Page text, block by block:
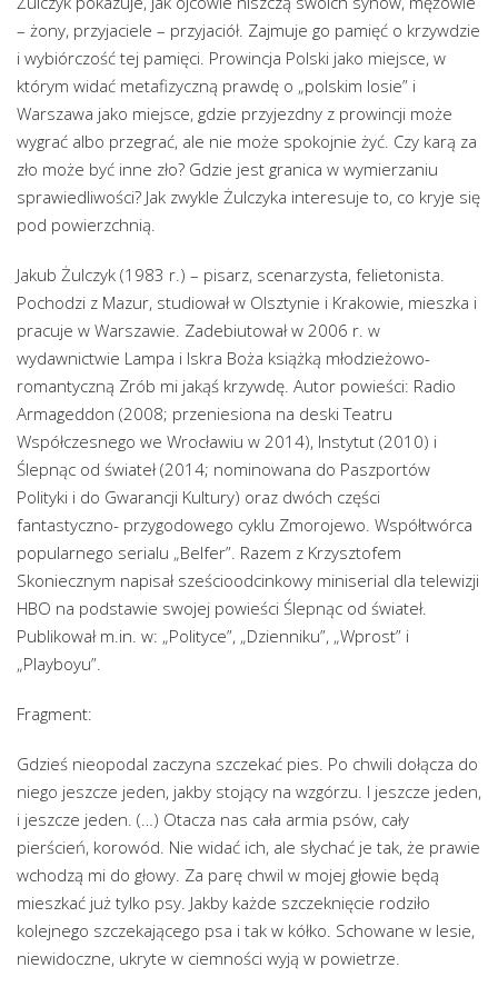
– żony, przyjaciele – przyjaciół. Zajmuje go pamięć o krzywdzie
i wybiórczość tej pamięci. Prowincja Polski jako miejsce, w
którym widać metafizyczną prawdę o „polskim losie” i
Warszawa jako miejsce, gdzie przyjezdny z prowincji może
wygrać albo przegrać, ale nie może spokojnie żyć. Czy karą za
zło może być inne zło? Gdzie jest granica w wymierzaniu
sprawiedliwości? Jak zwykle Żulczyka interesuje to, co kryje się
pod powierzchnią.
Jakub Żulczyk (1983 r.) – pisarz, scenarzysta, felietonista.
Pochodzi z Mazur, studiował w Olsztynie i Krakowie, mieszka i
pracuje w Warszawie. Zadebiutował w 2006 r. w
wydawnictwie Lampa i Iskra Boża książką młodzieżowo-
romantyczną Zrób mi jakąś krzywdę. Autor powieści: Radio
Armageddon (2008; przeniesiona na deski Teatru
Współczesnego we Wrocławiu w 2014), Instytut (2010) i
Ślepnąc od świateł (2014; nominowana do Paszportów
Polityki i do Gwarancji Kultury) oraz dwóch części
fantastyczno- przygodowego cyklu Zmorojewo. Współtwórca
popularnego serialu „Belfer”. Razem z Krzysztofem
Skoniecznym napisał sześcioodcinkowy miniserial dla telewizji
HBO na podstawie swojej powieści Ślepnąc od świateł.
Publikował m.in. w: „Polityce”, „Dzienniku”, „Wprost” i
„Playboyu”.
Fragment:
Gdzieś nieopodal zaczyna szczekać pies. Po chwili dołącza do
niego jeszcze jeden, jakby stojący na wzgórzu. I jeszcze jeden,
i jeszcze jeden. (…) Otacza nas cała armia psów, cały
pierścień, korowód. Nie widać ich, ale słychać je tak, że prawie
wchodzą mi do głowy. Za parę chwil w mojej głowie będą
mieszkać już tylko psy. Jakby każde szczeknięcie rodziło
kolejnego szczekającego psa i tak w kółko. Schowane w lesie,
niewidoczne, ukryte w ciemności wyją w powietrze.